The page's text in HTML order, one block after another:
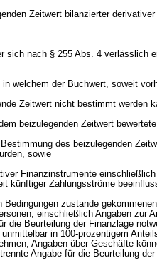
Zeitwert bilanzierter
sich nach § 255 Abs. 4 verlässlich
welchem der Buchwert, soweit
Zeitwert nicht bestimmt werden
beizulegenden Zeitwert
des beizulegenden
sowie
Finanzinstrumente
künftiger Zahlungsströme
zustande
einschließlich Angaben zur
die Beurteilung der Finanzlage
in 100-prozentigem
Angaben über Geschäfte
Angabe für die Beurteilung